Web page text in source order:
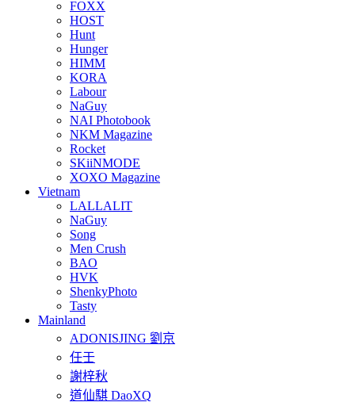
FOXX
HOST
Hunt
Hunger
HIMM
KORA
Labour
NaGuy
NAI Photobook
NKM Magazine
Rocket
SKiiNMODE
XOXO Magazine
Vietnam
LALLALIT
NaGuy
Song
Men Crush
BAO
HVK
ShenkyPhoto
Tasty
Mainland
ADONISJING 劉京
任壬
謝梓秋
道仙騏 DaoXQ